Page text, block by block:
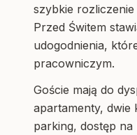
szybkie
Przed Świtem
udogodnienia,
pracowniczym.
Goście mają do
apartamenty,
parking, dostęp na